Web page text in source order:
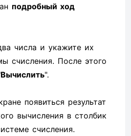
подробный ход
числа и укажите их
счисления. После этого
Вычислить".
появиться результат
вычисления в столбик
счисления.